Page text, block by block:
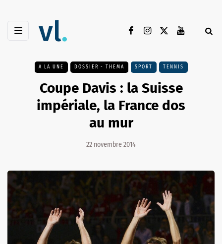
A LA UNE DOSSIER - THEMA SPORT TENNIS
Coupe Davis : la Suisse
impériale, la France dos
au mur
22 novembre 2014